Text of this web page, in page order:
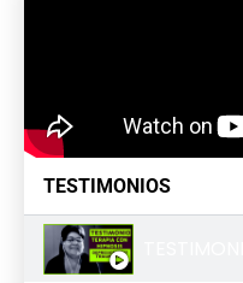
TESTIMONIOS